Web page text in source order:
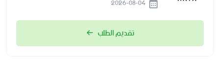
تقديم الطلب